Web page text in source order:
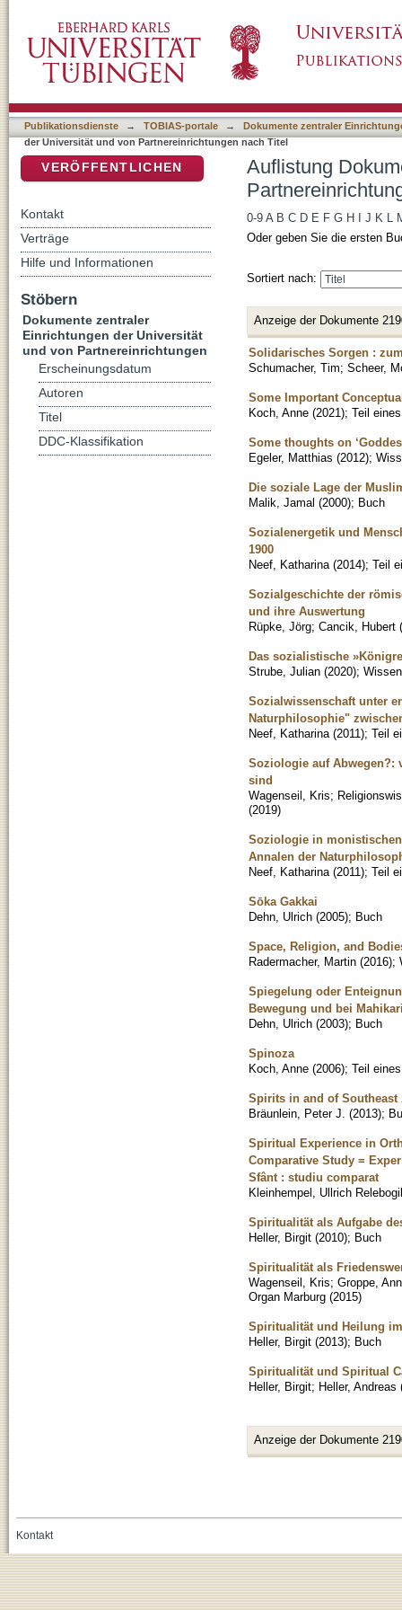
Titel
Publikationsdienste → TOBIAS-portale →
Dokumente zentraler
der Universität und von Partnereinrichtungen nach Titel
Auflistung
0-9 A B C D E F G H J K L
Oder geben Sie die ersten
Sortiert nach:
Anzeige der Dokumente
Solidarisches Sorgen :
Schumacher, Tim; Scheer,
Some Important
Koch, Anne (2021); Teil
Some thoughts on
Egeler, Matthias (2012);
Die soziale Lage der
Malik, Jamal (2000); Buch
Sozialenergetik und
1900
Neef, Katharina (2014); Teil
Sozialgeschichte der
und ihre Auswertung
Rüpke, Jörg; Cancik, Hubert (
Das sozialistische
Strube, Julian (2020);
Sozialwissenschaft unter
Naturphilosophie"
Neef, Katharina (2011); Teil
Soziologie auf Abwegen?:
sind
Wagenseil, Kris;
(2019)
Soziologie in
Annalen der
Neef, Katharina (2011); Teil
Sōka Gakkai
Dehn, Ulrich (2005); Buch
Space, Religion, and
Radermacher, Martin (2016);
Spiegelung oder
Bewegung und bei
Dehn, Ulrich (2003); Buch
Spinoza
Koch, Anne (2006); Teil
Spirits in and of
Bräunlein, Peter J. (2013);
Spiritual Experience in
Comparative Study =
Sfânt : studiu comparat
Kleinhempel, Ullrich
Spiritualität als Aufgabe
Heller, Birgit (2010); Buch
Spiritualität als
Wagenseil, Kris; Groppe,
Organ Marburg (2015)
Spiritualität und Heilung
Heller, Birgit (2013); Buch
Spiritualität und Spiritual
Heller, Birgit; Heller, Andreas
Anzeige der Dokumente
VERÖFFENTLICHEN
Kontakt
Verträge
Hilfe und Informationen
Stöbern
Dokumente zentraler
Einrichtungen der Universität
und von Partnereinrichtungen
Erscheinungsdatum
Autoren
Titel
DDC-Klassifikation
Kontakt